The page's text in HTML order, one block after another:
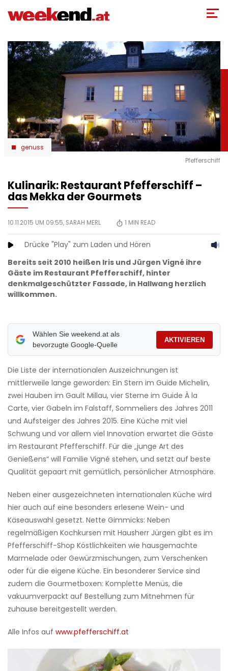
zum
genuss
Pfefferschiff
Kulinarik: Restaurant Pfefferschiff –
das Mekka der Gourmets
10.11.2015 UM 09:55, SARAH MERL 1 MIN READ
Drücke "Play" zum Laden und Hören
Bereits seit 2010 heißen Iris und Jürgen Vigné ihre
Gäste im Restaurant Pfefferschiff, hinter
denkmalgeschützter Fassade, in Hallwang herzlich
willkommen.
Wählen Sie weekend.at als
bevorzugte Google-Quelle
AKTIVIEREN
Die Liste der internationalen Auszeichnungen ist
mittlerweile lange geworden: Ein Stern im Guide Michelin,
zwei Hauben im Gault Millau, vier Sterne im Guide À la
Carte, vier Gabeln im Falstaff, Sommeliers des Jahres 2011
und Aufsteiger des Jahres 2015. Eine Küche mit viel
Schwung und vor allem viel Innovation erwartet die Gäste
im Restaurant Pfefferschiff. Für die „junge Art des
Genießens“ will Familie Vigné stehen, und setzt auf beste
Qualität gepaart mit gemütlich, persönlicher Atmosphäre.
Neben einer ausgezeichneten internationalen Küche wird
hier auch auf eine besonders erlesene Wein- und
Käseauswahl gesetzt. Nette Gimmicks: Neben
regelmäßigen Kochkursen mit Hausherr Jürgen gibt es im
Pfefferschiff-Shop Köstlichkeiten wie hausgemachte
Marmelade oder Gewürzmischungen, zum Verschenken
oder für die eigene Küche. Ein besonderer Service sind
zudem die Gourmetboxen: Komplette Menüs, die
vakuumverpackt auf Bestellung zum Mitnehmen für
zuhause bereitgestellt werden.
Alle Infos auf www.pfefferschiff.at